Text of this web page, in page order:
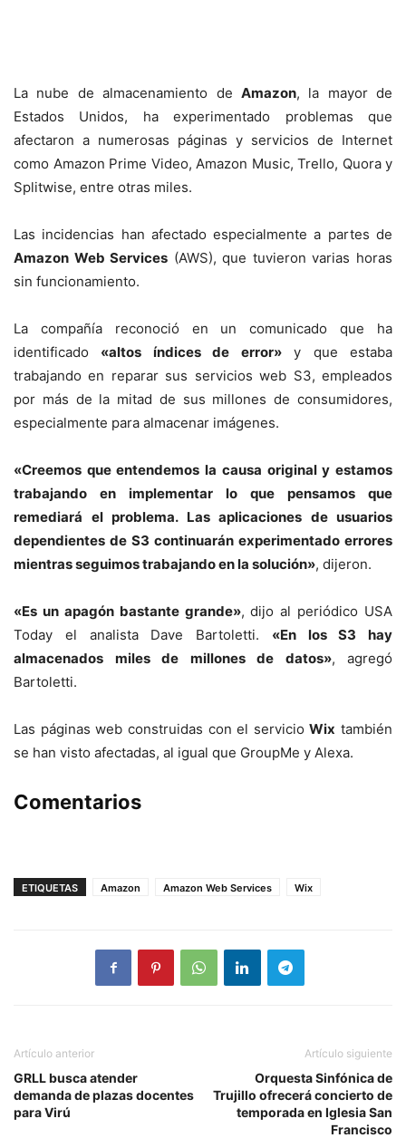
La nube de almacenamiento de Amazon, la mayor de
Estados Unidos, ha experimentado problemas que
afectaron a numerosas páginas y servicios de Internet
como Amazon Prime Video, Amazon Music, Trello, Quora y
Splitwise, entre otras miles.
Las incidencias han afectado especialmente a partes de
Amazon Web Services (AWS), que tuvieron varias horas
sin funcionamiento.
La compañía reconoció en un comunicado que ha
identificado «altos índices de error»y que estaba
trabajando en reparar sus servicios web S3, empleados
por más de la mitad de sus millones de consumidores,
especialmente para almacenar imágenes.
«Creemos que entendemos la causa original y estamos
trabajando en implementar lo que pensamos que
remediará el problema. Las aplicaciones de usuarios
dependientes de S3 continuarán experimentado errores
mientras seguimos trabajando en la solución», dijeron.
«Es un apagón bastante grande», dijo al periódico USA
Today el analista Dave Bartoletti. «En los S3 hay
almacenados miles de millones de datos», agregó
Bartoletti.
Las páginas web construidas con el servicioWix también
se han visto afectadas, al igual que GroupMe y Alexa.
Comentarios
ETIQUETAS Amazon Amazon Web Services Wix
Artículo anterior
GRLL busca atender
demanda de plazas docentes
para Virú
Artículo siguiente
Orquesta Sinfónica de
Trujillo ofrecerá concierto de
temporada en Iglesia San
Francisco